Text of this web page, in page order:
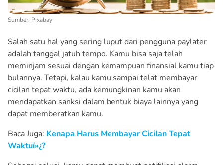
Sumber: Pixabay
Salah satu hal yang sering luput dari pengguna paylater
adalah tanggal jatuh tempo. Kamu bisa saja telah
meminjam sesuai dengan kemampuan finansial kamu tiap
bulannya. Tetapi, kalau kamu sampai telat membayar
cicilan tepat waktu, ada kemungkinan kamu akan
mendapatkan sanksi dalam bentuk biaya lainnya yang
dapat memberatkan kamu.
Baca Juga: Kenapa Harus Membayar Cicilan Tepat
Waktuï»¿?